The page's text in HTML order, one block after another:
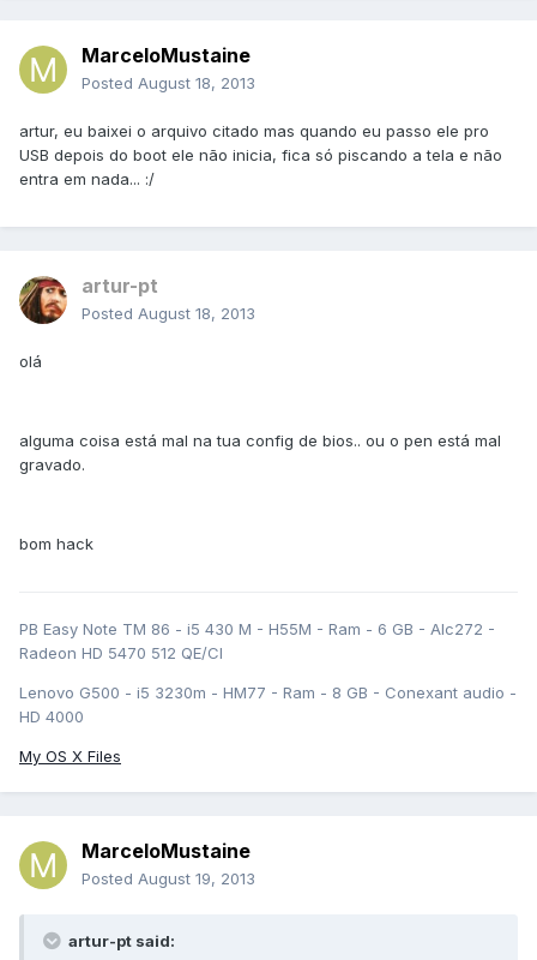
MarceloMustaine
Posted August 18, 2013
artur, eu baixei o arquivo citado mas quando eu passo ele pro
USB depois do boot ele não inicia, fica só piscando a tela e não
entra em nada... :/
artur-pt
Posted August 18, 2013
olá
alguma coisa está mal na tua config de bios.. ou o pen está mal
gravado.
bom hack
PB Easy Note TM 86 - i5 430 M - H55M - Ram - 6 GB - Alc272 -
Radeon HD 5470 512 QE/CI
Lenovo G500 - i5 3230m - HM77 - Ram - 8 GB - Conexant audio -
HD 4000
My OS X Files
MarceloMustaine
Posted August 19, 2013
artur-pt said: